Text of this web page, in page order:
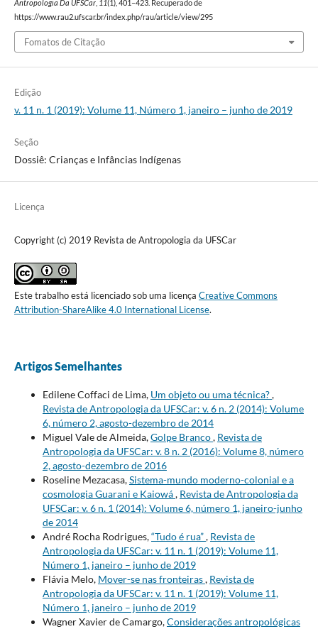
Antropologia Da UFSCar, 11(1), 401–423. Recuperado de
https://www.rau2.ufscar.br/index.php/rau/article/view/295
Fomatos de Citação
Edição
v. 11 n. 1 (2019): Volume 11, Número 1, janeiro – junho de 2019
Seção
Dossiê: Crianças e Infâncias Indígenas
Licença
Copyright (c) 2019 Revista de Antropologia da UFSCar
Este trabalho está licenciado sob uma licença Creative Commons
Attribution-ShareAlike 4.0 International License.
Artigos Semelhantes
Edilene Coffaci de Lima, Um objeto ou uma técnica?,
Revista de Antropologia da UFSCar: v. 6 n. 2 (2014): Volume
6, número 2, agosto-dezembro de 2014
Miguel Vale de Almeida,Golpe Branco, Revista de
Antropologia da UFSCar: v. 8 n. 2 (2016): Volume 8, número
2, agosto-dezembro de 2016
Roseline Mezacasa,Sistema-mundo moderno-colonial e a
cosmologia Guarani e Kaiowá, Revista de Antropologia da
UFSCar: v. 6 n. 1 (2014): Volume 6, número 1, janeiro-junho
de 2014
André Rocha Rodrigues,“Tudo é rua”, Revista de
Antropologia da UFSCar: v. 11 n. 1 (2019): Volume 11,
Número 1, janeiro – junho de 2019
Flávia Melo, Mover-se nas fronteiras, Revista de
Antropologia da UFSCar: v. 11 n. 1 (2019): Volume 11,
Número 1, janeiro – junho de 2019
Wagner Xavier de Camargo,Considerações antropológicas